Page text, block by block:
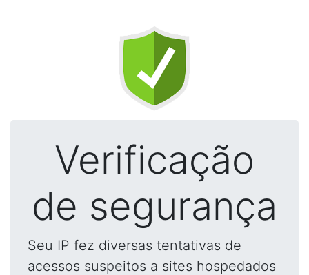
Verificação
de segurança
Seu IP fez diversas tentativas de
acessos suspeitos a sites hospedados